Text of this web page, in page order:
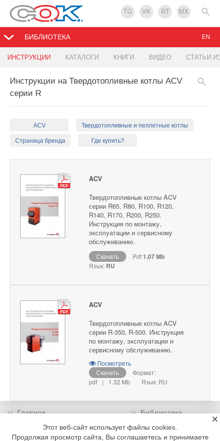
TG VK RT MX
БИБЛИОТЕКА
ИНСТРУКЦИИ КАТАЛОГИ КНИГИ ВИДЕО СТАТЬИ
EN
Инструкции на Твердотопливные котлы ACV
серии R
ACV Твердотопливные и пеллетные котлы
Страница бренда Где купить?
ACV
Твердотопливные котлы ACV
серии R65, R80, R100, R120,
R140, R170, R200, R250.
Инструкция по монтажу,
эксплуатации и сервисному
обслуживанию.
Скачать Pdf1.07 Mb
Язык: RU
ACV
Твердотопливные котлы ACV
серии R-350, R-500. Инструкция
по монтажу, эксплуатации и
сервисному обслуживанию.
Посмотреть
Скачать
Формат:
pdf
| 1.32 Mb Язык: RU
Главное
Библиотека
Подписка
Реклама
Этот веб-сайт использует файлы cookies.
Продолжая просмотр сайта, Вы соглашаетесь и принимаете
×